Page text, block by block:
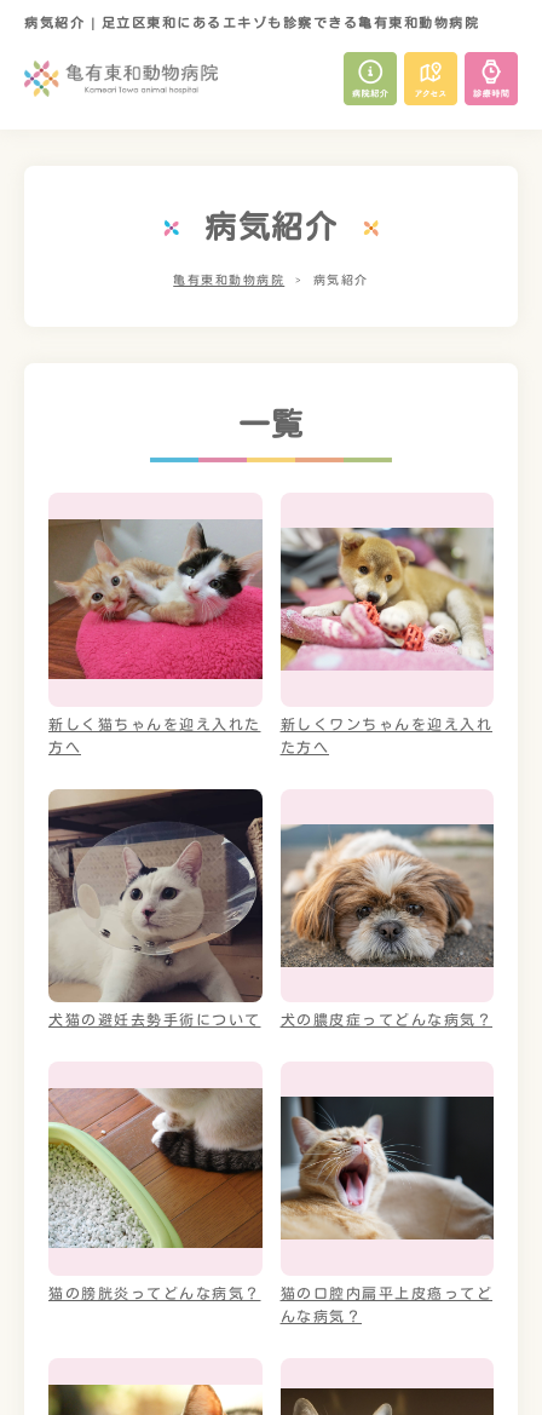
病気紹介 | 足立区東和にあるエキゾも診察できる亀有東和動物病院
病気紹介
亀有東和動物病院 病気紹介
一覧
新しく猫ちゃんを迎え入れた
方へ
新しくワンちゃんを迎え入れ
た方へ
犬猫の避妊去勢手術について 犬の膿皮症ってどんな病気？
猫の膀胱炎ってどんな病気？
猫の口腔内扁平上皮癌ってど
んな病気？